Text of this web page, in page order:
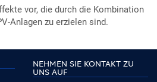
vor, die durch die Kombination
Anlagen zu erzielen sind.
NEHMEN SIE KONTAKT ZU
UNS AUF